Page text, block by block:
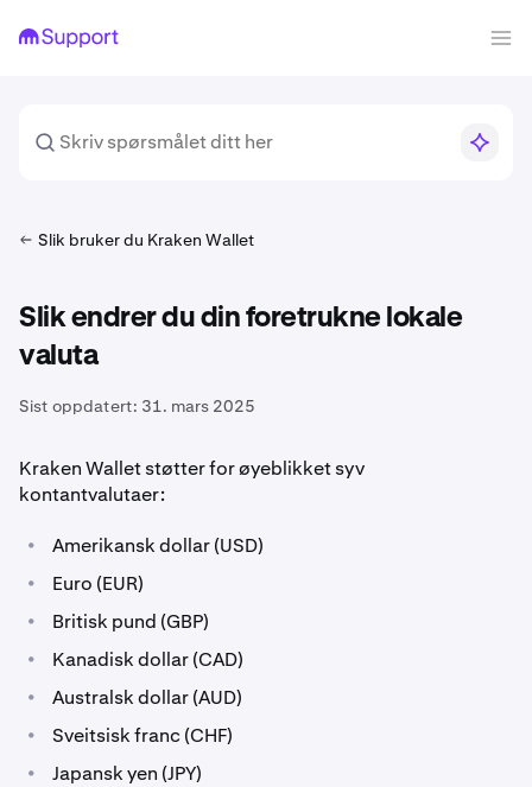
Slik bruker du Kraken Wallet
Slik endrer du din foretrukne lokale
valuta
Sist oppdatert: 31. mars 2025
Kraken Wallet støtter for øyeblikket syv
kontantvalutaer:
• Amerikansk dollar (USD)
• Euro (EUR)
• Britisk pund (GBP)
• Kanadisk dollar (CAD)
• Australsk dollar (AUD)
• Sveitsisk franc (CHF)
• Japansk yen (JPY)